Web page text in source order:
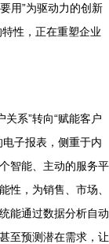
用”为驱动力的创新
性，正在重塑企业
系”转向“赋能客户
电子报表，侧重于内
智能、主动的服务平
性，为销售、市场、
能通过数据分析自动
至预测潜在需求，让